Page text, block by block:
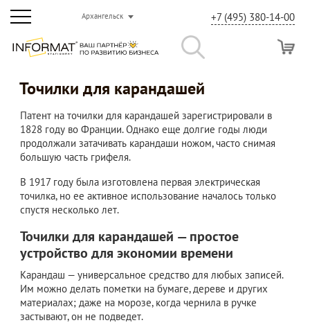
Архангельск +7 (495) 380-14-00
Точилки для карандашей
Патент на точилки для карандашей зарегистрировали в
1828 году во Франции. Однако еще долгие годы люди
продолжали затачивать карандаши ножом, часто снимая
большую часть грифеля.
В 1917 году была изготовлена первая электрическая
точилка, но ее активное использование началось только
спустя несколько лет.
Точилки для карандашей — простое
устройство для экономии времени
Карандаш — универсальное средство для любых записей.
Им можно делать пометки на бумаге, дереве и других
материалах; даже на морозе, когда чернила в ручке
застывают, он не подведет.